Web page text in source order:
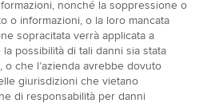
nonché la soppressione o
o informazioni, o la loro mancata
sopracitata verrà applicata a
possibilità di tali danni sia stata
o che l’azienda avrebbe dovuto
giurisdizioni che vietano
di responsabilità per danni